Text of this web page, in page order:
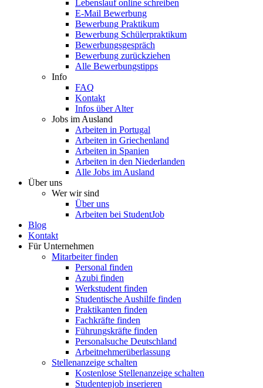
Lebenslauf online schreiben
E-Mail Bewerbung
Bewerbung Praktikum
Bewerbung Schülerpraktikum
Bewerbungsgespräch
Bewerbung zurückziehen
Alle Bewerbungstipps
Info
FAQ
Kontakt
Infos über Alter
Jobs im Ausland
Arbeiten in Portugal
Arbeiten in Griechenland
Arbeiten in Spanien
Arbeiten in den Niederlanden
Alle Jobs im Ausland
Über uns
Wer wir sind
Über uns
Arbeiten bei StudentJob
Blog
Kontakt
Für Unternehmen
Mitarbeiter finden
Personal finden
Azubi finden
Werkstudent finden
Studentische Aushilfe finden
Praktikanten finden
Fachkräfte finden
Führungskräfte finden
Personalsuche Deutschland
Arbeitnehmerüberlassung
Stellenanzeige schalten
Kostenlose Stellenanzeige schalten
Studentenjob inserieren